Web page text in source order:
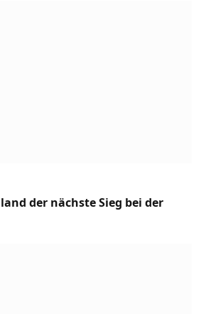
der nächste Sieg bei der